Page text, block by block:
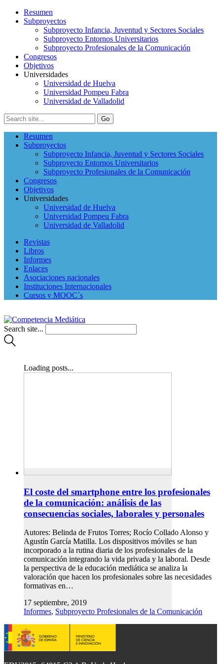
Resumen
Subproyectos
Subproyecto Infancia, Juventud y Sectores Sociales
Subproyecto Entornos Universitarios
Subproyecto Profesionales de la Comunicación
Congresos
Objetivos
Universidades
Universidad de Huelva
Universidad Pompeu Fabra
Universidad de Valladolid
Resumen
Subproyectos
Subproyecto Infancia, Juventud y Sectores Sociales
Subproyecto Entornos Universitarios
Subproyecto Profesionales de la Comunicación
Congresos
Objetivos
Universidades
Universidad de Huelva
Universidad Pompeu Fabra
Universidad de Valladolid
Revistas
Libros
Informes
Enlaces
Asociaciones nacionales
Instituciones Internacionales
Cursos y MOOC´s
Search site...
Loading posts...
El coste del smartphone entre los profesionales
de la comunicación: análisis de las
consecuencias sociales, laborales y personales
Autores: Belinda de Frutos Torres; Rocío Collado Alonso y
Agustín García Matilla. Los dispositivos móviles se han
incorporado a la rutina diaria de los profesionales de la
comunicación integrando la vida privada y la laboral. Desde
la perspectiva de la educación mediática se analiza la
valoración que hacen los profesionales sobre las necesidades
formativas en…
17 septiembre, 2019
Informes, Subproyecto Profesionales de la Comunicación